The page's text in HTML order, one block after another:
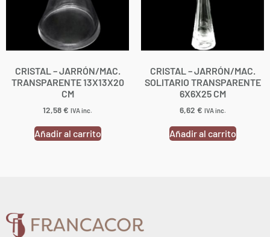
CRISTAL – JARRÓN/MAC.
TRANSPARENTE 13X13X20
CM
12,58€ IVA inc.
Añadir al carrito
CRISTAL – JARRÓN/MAC.
SOLITARIO TRANSPARENTE
6X6X25 CM
6,62 € IVA inc.
Añadir al carrito